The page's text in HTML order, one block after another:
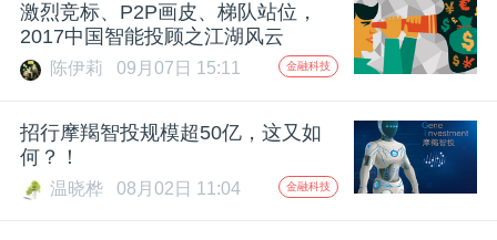
公
课
激烈竞标、P2P画皮、梯队站位，
2017中国智能投顾之江湖风云
陈伊莉 09月07日 15:11 金融科技
招行摩羯智投规模超50亿，这又如
何？！
温晓桦 08月02日 11:04 金融科技